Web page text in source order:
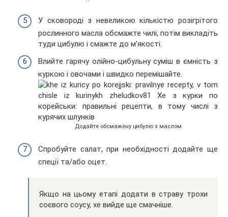
У сковороді з невеликою кількістю розігрітого
рослинного масла обсмажте чилі, потім викладіть
туди цибулю і смажте до м’якості.
Влийте гарячу олійно-цибульну суміш в ємність з
куркою і овочами і швидко перемішайте.
Додайте обсмажену цибулю з маслом
Спробуйте салат, при необхідності додайте ще
спеції та/або оцет.
Якщо на цьому етапі додати в страву трохи
соєвого соусу, хе вийде ще смачніше.